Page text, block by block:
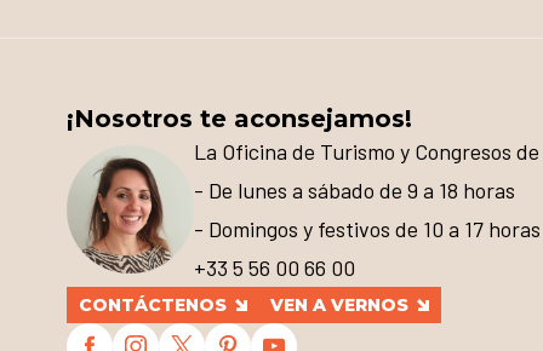
¡Nosotros te aconsejamos!
La Oficina de Turismo y Congresos
- De lunes a sábado de 9 a 18 horas
- Domingos y festivos de 10 a 17 horas
+33 5 56 00 66 00
CONTÁCTENOS VEN A VERNOS